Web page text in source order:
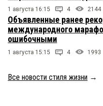
1 августа 16:15 4 2144
Объявленные ранее
международного
ошибочными
1 августа 15:15 4 1993
Все новости стиля жизни →